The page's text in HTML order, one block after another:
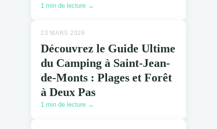
1 min de lecture →
23 MARS 2026
Découvrez le Guide Ultime
du Camping à Saint-Jean-
de-Monts : Plages et Forêt
à Deux Pas
1 min de lecture →